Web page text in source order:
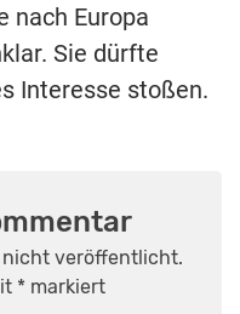
nach Europa
Sie dürfte
Interesse stoßen.
nicht veröffentlicht.
* markiert